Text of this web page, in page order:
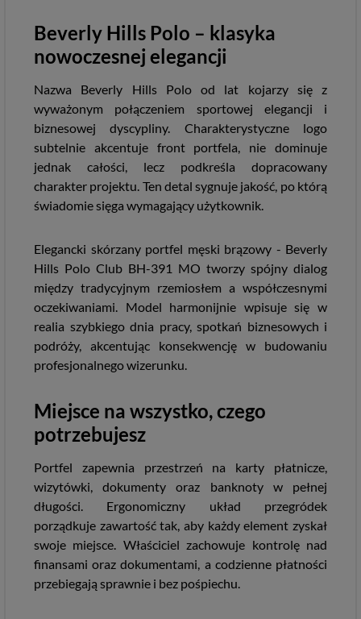
Beverly Hills Polo – klasyka
nowoczesnej elegancji
Nazwa Beverly Hills Polo od lat kojarzy się z
wyważonym połączeniem sportowej elegancji i
biznesowej dyscypliny. Charakterystyczne logo
subtelnie akcentuje front portfela, nie dominuje
jednak całości, lecz podkreśla dopracowany
charakter projektu. Ten detal sygnuje jakość, po którą
świadomie sięga wymagający użytkownik.
Elegancki skórzany portfel męski brązowy - Beverly
Hills Polo Club BH-391 MO tworzy spójny dialog
między tradycyjnym rzemiosłem a współczesnymi
oczekiwaniami. Model harmonijnie wpisuje się w
realia szybkiego dnia pracy, spotkań biznesowych i
podróży, akcentując konsekwencję w budowaniu
profesjonalnego wizerunku.
Miejsce na wszystko, czego
potrzebujesz
Portfel zapewnia przestrzeń na karty płatnicze,
wizytówki, dokumenty oraz banknoty w pełnej
długości. Ergonomiczny układ przegródek
porządkuje zawartość tak, aby każdy element zyskał
swoje miejsce. Właściciel zachowuje kontrolę nad
finansami oraz dokumentami, a codzienne płatności
przebiegają sprawnie i bez pośpiechu.